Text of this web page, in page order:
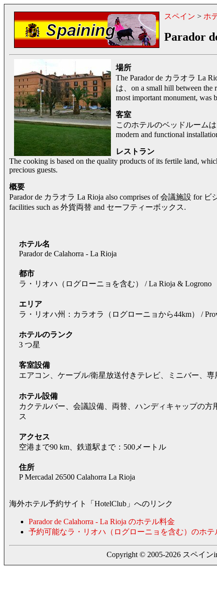
スペイン > ホ
Parador
場所
The Parador de カラオラ La
は、on a small hill between the
most important monument, was
客室
このホテルのベッドルームは
modern and functional
レストラン
The cooking is based on the quality products of its fertile land,
precious guests.
概要
Parador de カラオラ La Rioja also comprises of 会議施設 for
facilities such as 外貨両替 and セーフティーボックス.
ホテル名
Parador de Calahorra - La Rioja
都市
ラ・リオハ（ログローニョを含む） / La Rioja & Logrono
エリア
ラ・リオハ州：カラオラ（ログローニョから44km） /
ホテルのランク
3 つ星
客室設備
エアコン、ケーブル/衛星放送付きテレビ、ミニバー、
ホテル設備
カクテルバー、会議設備、両替、ハンディキャップの
ス
アクセス
空港まで90 km、鉄道駅まで：500メートル
住所
P Mercadal 26500 Calahorra La Rioja
海外ホテル予約サイト「HotelClub」へのリンク
Parador de Calahorra - La Rioja のホテル料金
予約可能なラ・リオハ（ログローニョを含む）のホテ
Copyright © 2005-2026 スペイン